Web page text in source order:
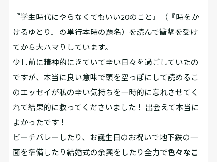
『学生時代にやらなくてもいい20のこと』（『時をか
けるゆとり』の単行本時の題名）を読んで衝撃を受け
てから大ハマりしています。
少し前に精神的にきていて辛い日々を過ごしていたの
ですが、本当に良い意味で頭を空っぽにして読めるこ
のエッセイが私の辛い気持ちを一時的に忘れさせてく
れて結果的に救ってくださいました！ 出会えて本当に
よかったです！
ビーチバレーしたり、お誕生日のお祝いで地下鉄の一
面を準備したり結婚式の余興をしたり全力で色々なこ